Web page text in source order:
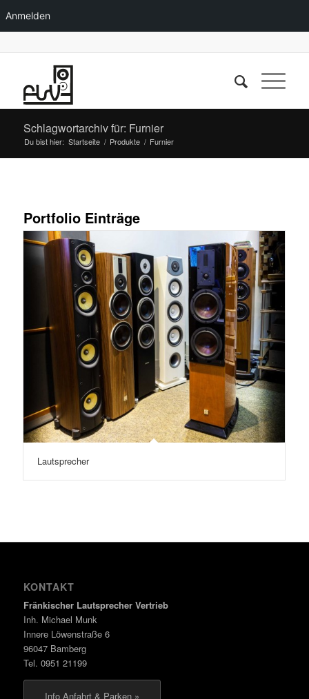
Anmelden
Schlagwortarchiv für: Furnier
Du bist hier: Startseite / Produkte / Furnier
Portfolio Einträge
Lautsprecher
KONTAKT
Fränkischer Lautsprecher Vertrieb
Inh. Michael Munk
Innere Löwenstraße 6
96047 Bamberg
Tel. 0951 21199
Info Anfahrt & Parken »